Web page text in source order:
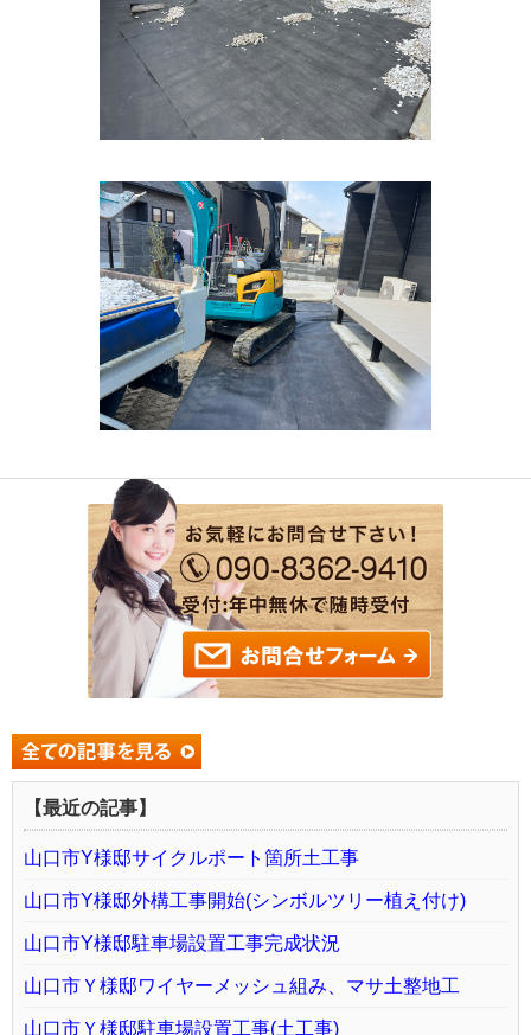
【最近の記事】
山口市Y様邸サイクルポート箇所土工事
山口市Y様邸外構工事開始(シンボルツリー植え付け)
山口市Y様邸駐車場設置工事完成状況
山口市Ｙ様邸ワイヤーメッシュ組み、マサ土整地工
山口市Ｙ様邸駐車場設置工事(土工事)